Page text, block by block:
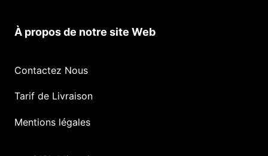
À propos de notre site Web
Contactez Nous
Tarif de Livraison
Mentions légales